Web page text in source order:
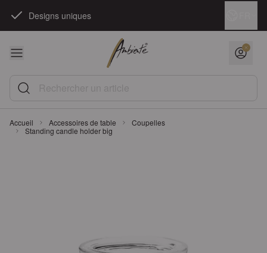
Designs uniques
Rechercher un article
Accueil Accessoires de table
Coupelles
Standing candle holder big